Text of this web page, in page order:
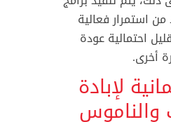
من استمرار فعالية
احتمالية عودة
أخرى.
لإبادة
والناموس